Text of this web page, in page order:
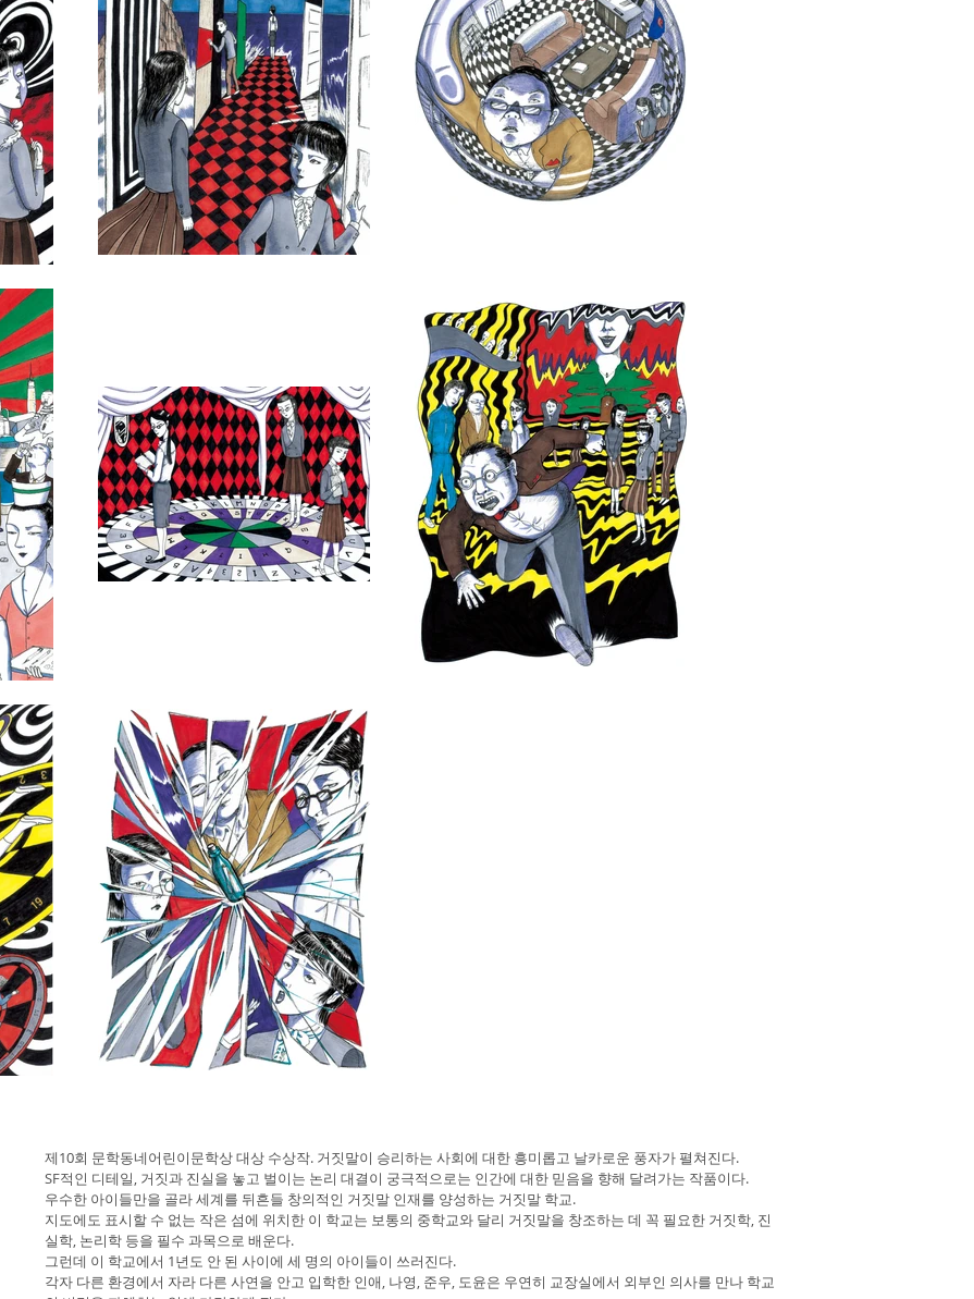
제10회 문학동네어린이문학상 대상 수상작. 거짓말이 승리하는 사회에 대한 흥미롭고 날카로운 풍자가 펼쳐진다.
SF적인 디테일, 거짓과 진실을 놓고 벌이는 논리 대결이 궁극적으로는 인간에 대한 믿음을 향해 달려가는 작품이다.
우수한 아이들만을 골라 세계를 뒤흔들 창의적인 거짓말 인재를 양성하는 거짓말 학교.
지도에도 표시할 수 없는 작은 섬에 위치한 이 학교는 보통의 중학교와 달리 거짓말을 창조하는 데 꼭 필요한 거짓학, 진
실학, 논리학 등을 필수 과목으로 배운다.
그런데 이 학교에서 1년도 안 된 사이에 세 명의 아이들이 쓰러진다.
각자 다른 환경에서 자라 다른 사연을 안고 입학한 인애, 나영, 준우, 도윤은 우연히 교장실에서 외부인 의사를 만나 학교